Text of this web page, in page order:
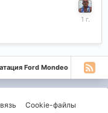
Ford Mondeo
Cookie-файлы